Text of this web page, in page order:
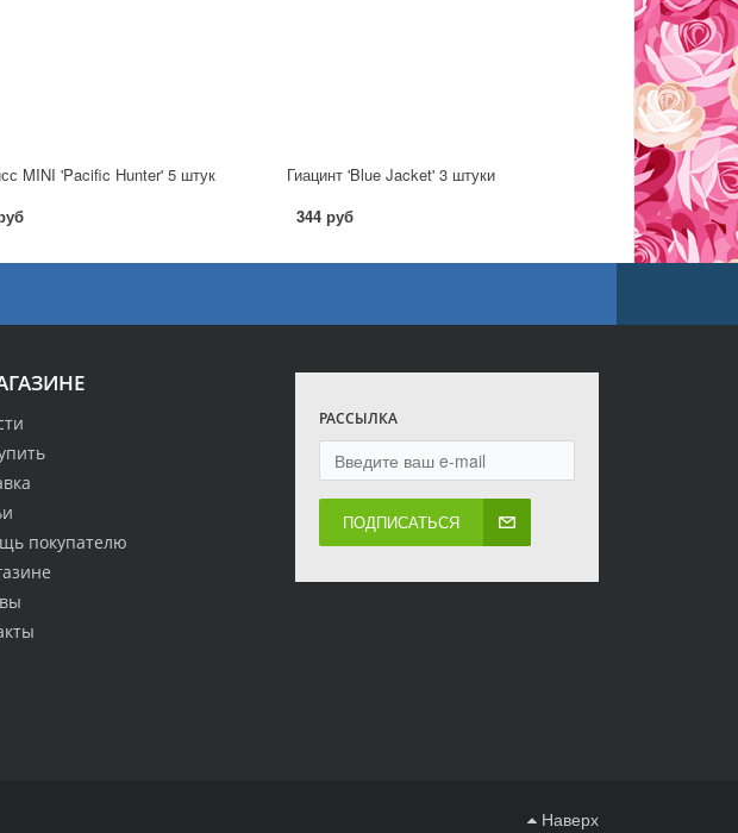
MINI 'Pacific Hunter' 5 штук
Гиацинт 'Blue Jacket' 3 штуки
344 руб
покупателю
РАССЫЛКА
ПОДПИСАТЬСЯ
Наверх